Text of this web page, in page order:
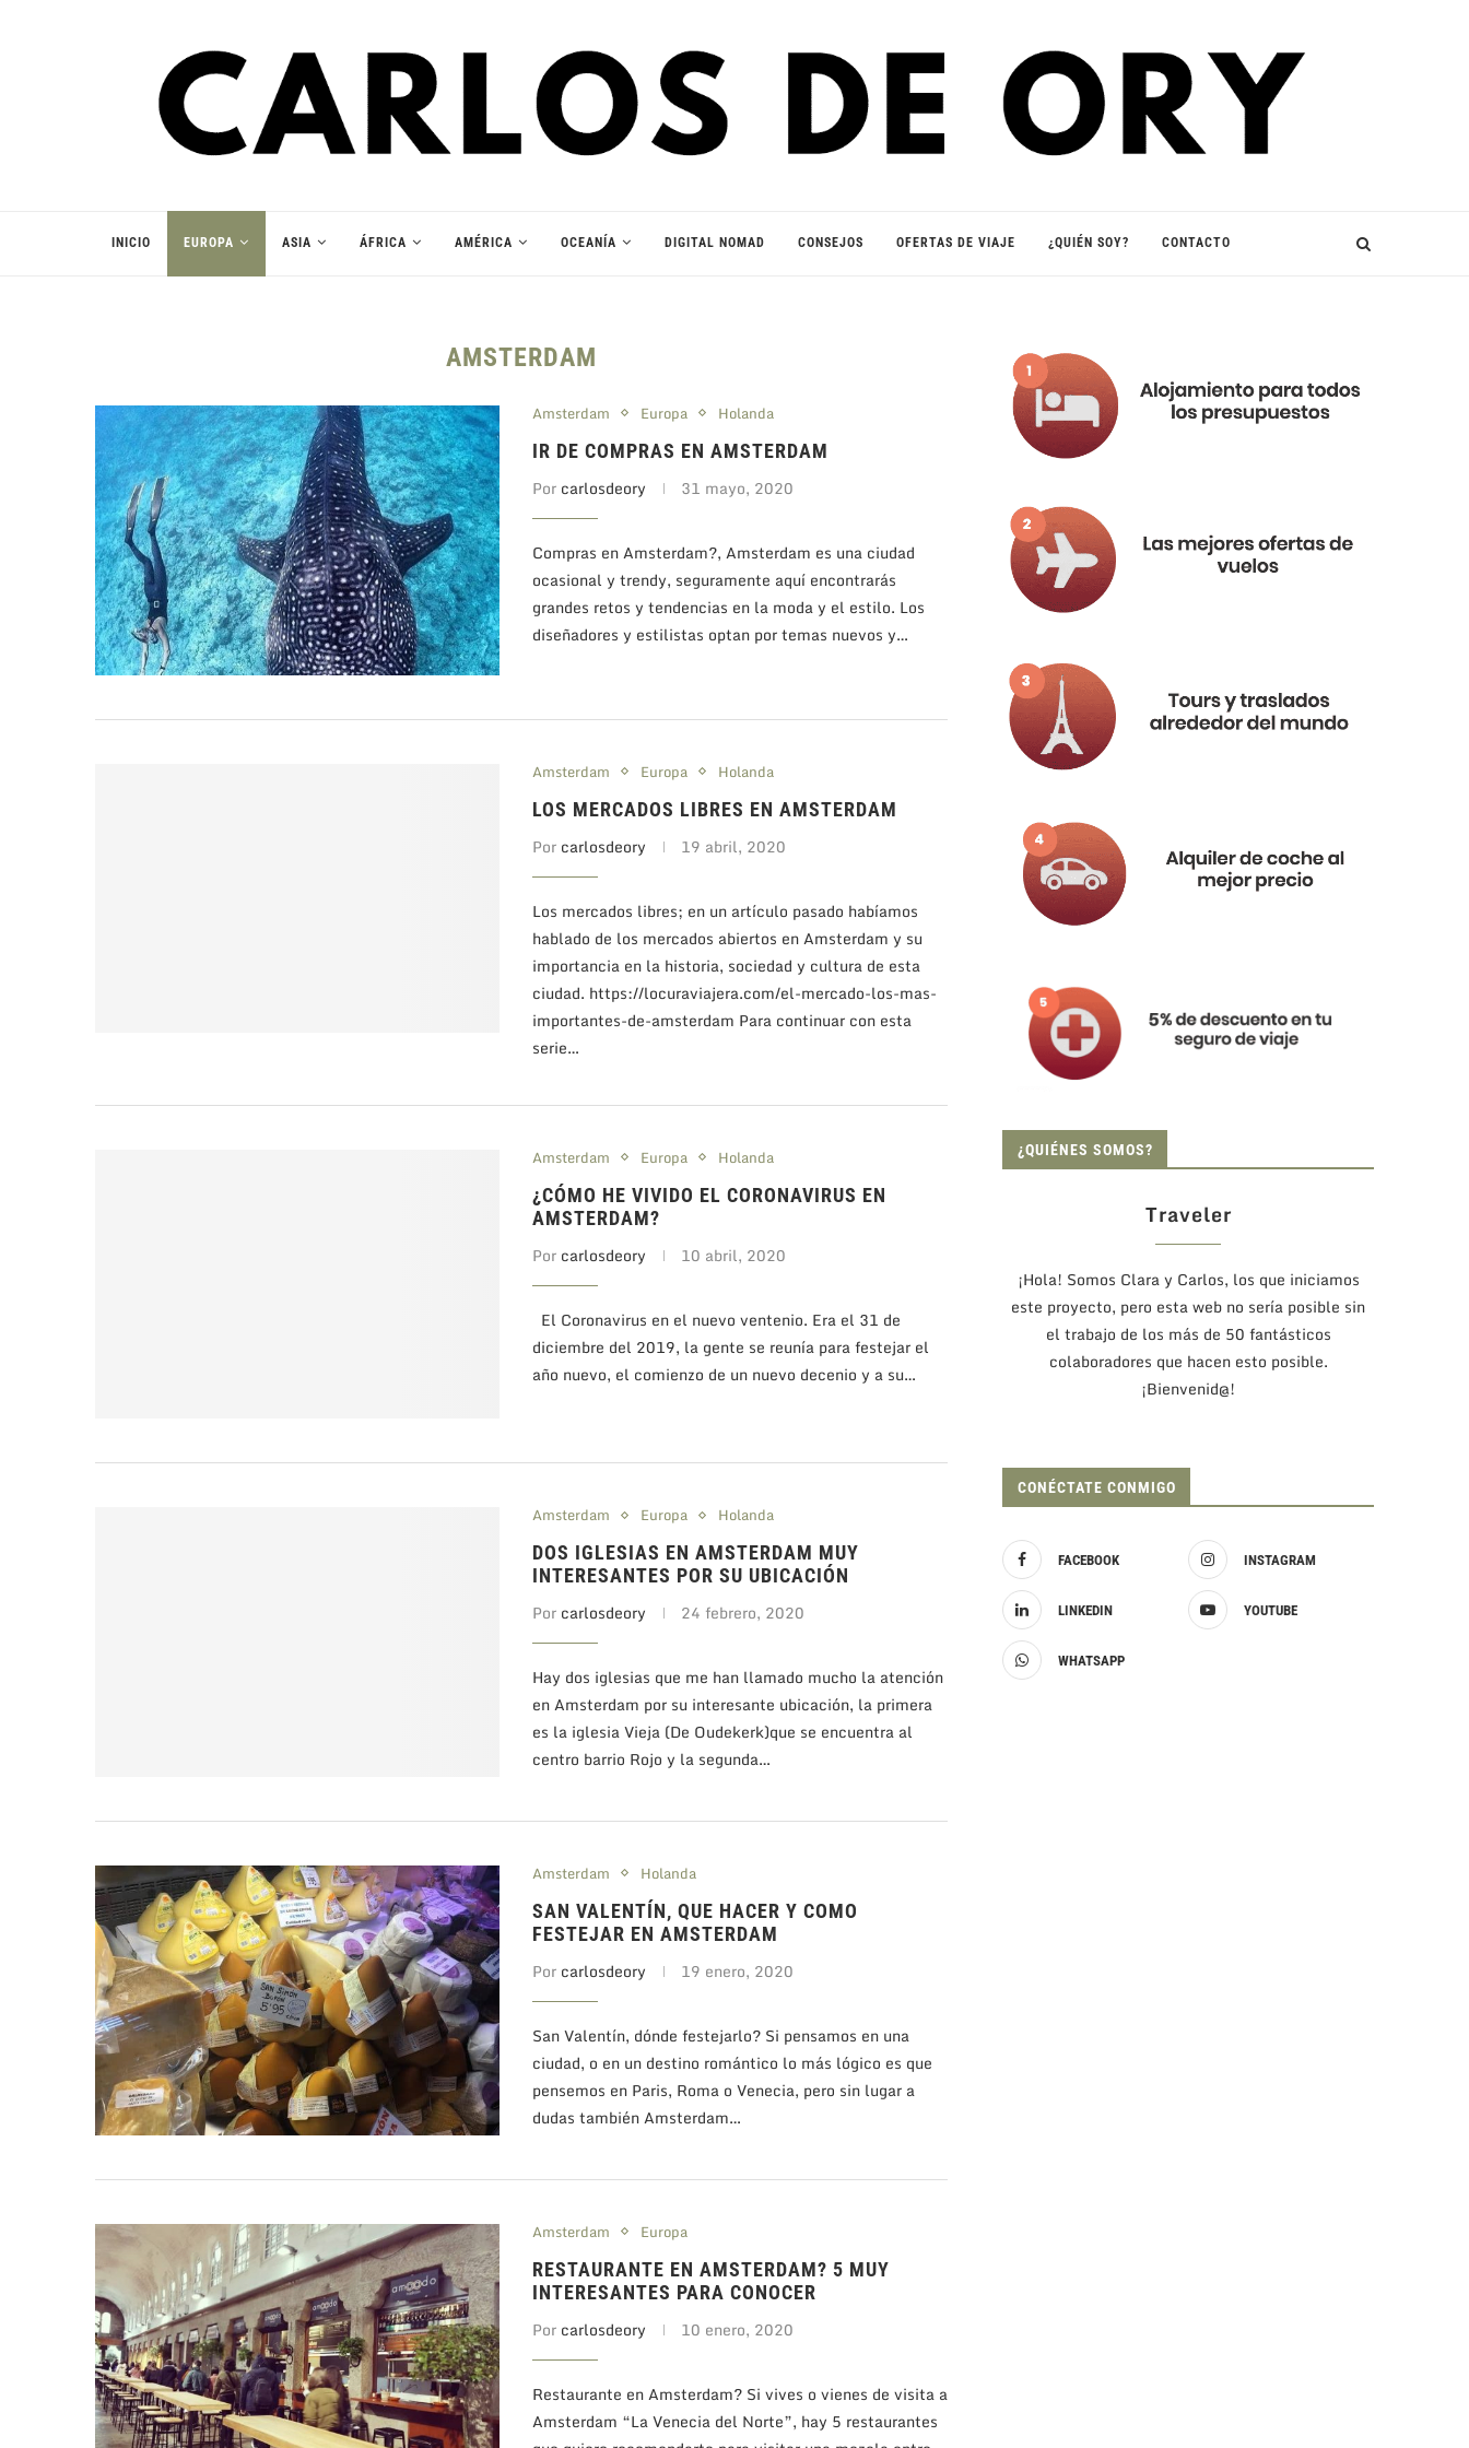
INICIO EUROPA ASIA ÁFRICA AMÉRICA OCEANÍA DIGITAL NOMAD CONSEJOS OFERTAS DE VIAJE ¿QUIÉN SOY? CONTACTO
AMSTERDAM
Amsterdam Europa Holanda
IR DE COMPRAS EN AMSTERDAM
Por carlosdeory 31 mayo, 2020
Compras en Amsterdam?, Amsterdam es una ciudad
ocasional y trendy, seguramente aquí encontrarás
grandes retos y tendencias en la moda y el estilo. Los
diseñadores y estilistas optan por temas nuevos y…
Amsterdam Europa Holanda
LOS MERCADOS LIBRES EN AMSTERDAM
Por carlosdeory 19 abril, 2020
Los mercados libres; en un artículo pasado habíamos
hablado de los mercados abiertos en Amsterdam y su
importancia en la historia, sociedad y cultura de esta
ciudad. https://locuraviajera.com/el-mercado-los-mas-
importantes-de-amsterdam Para continuar con esta
serie…
Amsterdam Europa Holanda
¿CÓMO HE VIVIDO EL CORONAVIRUS EN
AMSTERDAM?
Por carlosdeory 10 abril, 2020
El Coronavirus en el nuevo ventenio. Era el 31 de
diciembre del 2019, la gente se reunía para festejar el
año nuevo, el comienzo de un nuevo decenio y a su…
Amsterdam Europa Holanda
DOS IGLESIAS EN AMSTERDAM MUY
INTERESANTES POR SU UBICACIÓN
Por carlosdeory 24 febrero, 2020
Hay dos iglesias que me han llamado mucho la atención
en Amsterdam por su interesante ubicación, la primera
es la iglesia Vieja (De Oudekerk)que se encuentra al
centro barrio Rojo y la segunda…
Amsterdam Holanda
SAN VALENTÍN, QUE HACER Y COMO
FESTEJAR EN AMSTERDAM
Por carlosdeory 19 enero, 2020
San Valentín, dónde festejarlo? Si pensamos en una
ciudad, o en un destino romántico lo más lógico es que
pensemos en Paris, Roma o Venecia, pero sin lugar a
dudas también Amsterdam…
Amsterdam Europa
RESTAURANTE EN AMSTERDAM? 5 MUY
INTERESANTES PARA CONOCER
Por carlosdeory 10 enero, 2020
Restaurante en Amsterdam? Si vives o vienes de visita a
Amsterdam “La Venecia del Norte”, hay 5 restaurantes
¿QUIÉNES SOMOS?
Traveler
¡Hola! Somos Clara y Carlos, los que iniciamos
este proyecto, pero esta web no sería posible sin
el trabajo de los más de 50 fantásticos
colaboradores que hacen esto posible.
¡Bienvenid@!
CONÉCTATE CONMIGO
FACEBOOK INSTAGRAM
LINKEDIN YOUTUBE
WHATSAPP